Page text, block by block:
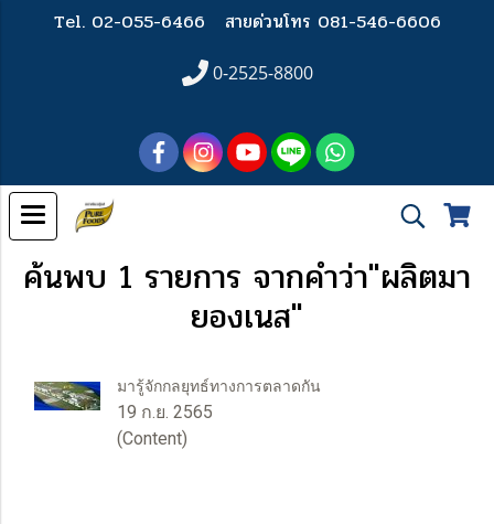
Tel. 02-055-6466 สายด่วนโทร 081-546-6606
0-2525-8800
ค้นพบ 1 รายการ จากคำว่า"ผลิตมา
ยองเนส"
มารู้จักกลยุทธ์ทางการตลาดกัน
19 ก.ย. 2565
(Content)